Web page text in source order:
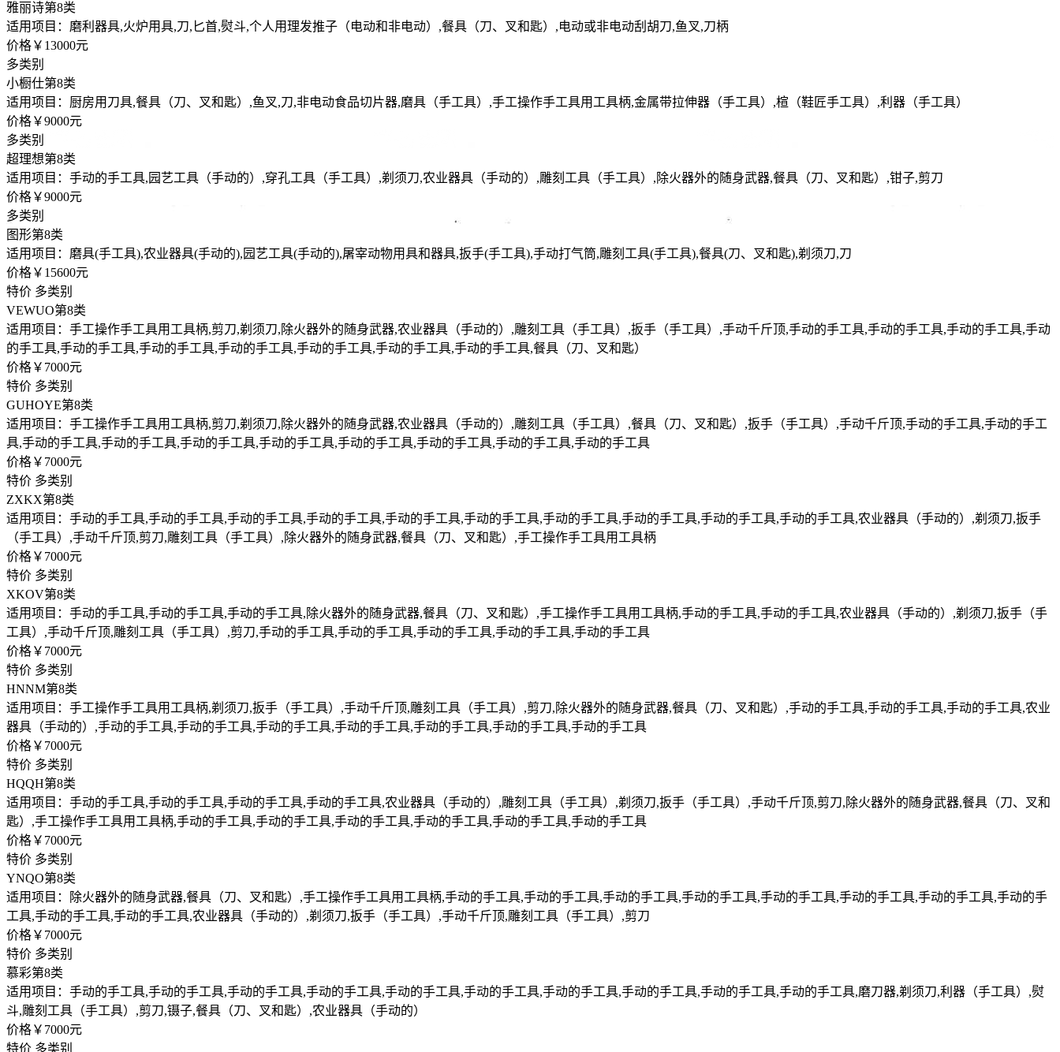
雅丽诗第8类
适用项目：磨利器具,火炉用具,刀,匕首,熨斗,个人用理发推子（电动和非电动）,餐具（刀、叉和匙）,电动或非电动刮胡刀,鱼叉,刀柄
价格￥13000元
多类别
小橱仕第8类
适用项目：厨房用刀具,餐具（刀、叉和匙）,鱼叉,刀,非电动食品切片器,磨具（手工具）,手工操作手工具用工具柄,金属带拉伸器（手工具）,楦（鞋匠手工具）,利器（手工具）
价格￥9000元
多类别
超理想第8类
适用项目：手动的手工具,园艺工具（手动的）,穿孔工具（手工具）,剃须刀,农业器具（手动的）,雕刻工具（手工具）,除火器外的随身武器,餐具（刀、叉和匙）,钳子,剪刀
价格￥9000元
多类别
图形第8类
适用项目：磨具(手工具),农业器具(手动的),园艺工具(手动的),屠宰动物用具和器具,扳手(手工具),手动打气筒,雕刻工具(手工具),餐具(刀、叉和匙),剃须刀,刀
价格￥15600元
特价 多类别
VEWUO第8类
适用项目：手工操作手工具用工具柄,剪刀,剃须刀,除火器外的随身武器,农业器具（手动的）,雕刻工具（手工具）,扳手（手工具）,手动千斤顶,手动的手工具,手动的手工具,手动的手工具,手动
的手工具,手动的手工具,手动的手工具,手动的手工具,手动的手工具,手动的手工具,手动的手工具,餐具（刀、叉和匙）
价格￥7000元
特价 多类别
GUHOYE第8类
适用项目：手工操作手工具用工具柄,剪刀,剃须刀,除火器外的随身武器,农业器具（手动的）,雕刻工具（手工具）,餐具（刀、叉和匙）,扳手（手工具）,手动千斤顶,手动的手工具,手动的手工
具,手动的手工具,手动的手工具,手动的手工具,手动的手工具,手动的手工具,手动的手工具,手动的手工具,手动的手工具
价格￥7000元
特价 多类别
ZXKX第8类
适用项目：手动的手工具,手动的手工具,手动的手工具,手动的手工具,手动的手工具,手动的手工具,手动的手工具,手动的手工具,手动的手工具,手动的手工具,农业器具（手动的）,剃须刀,扳手
（手工具）,手动千斤顶,剪刀,雕刻工具（手工具）,除火器外的随身武器,餐具（刀、叉和匙）,手工操作手工具用工具柄
价格￥7000元
特价 多类别
XKOV第8类
适用项目：手动的手工具,手动的手工具,手动的手工具,除火器外的随身武器,餐具（刀、叉和匙）,手工操作手工具用工具柄,手动的手工具,手动的手工具,农业器具（手动的）,剃须刀,扳手（手
工具）,手动千斤顶,雕刻工具（手工具）,剪刀,手动的手工具,手动的手工具,手动的手工具,手动的手工具,手动的手工具
价格￥7000元
特价 多类别
HNNM第8类
适用项目：手工操作手工具用工具柄,剃须刀,扳手（手工具）,手动千斤顶,雕刻工具（手工具）,剪刀,除火器外的随身武器,餐具（刀、叉和匙）,手动的手工具,手动的手工具,手动的手工具,农业
器具（手动的）,手动的手工具,手动的手工具,手动的手工具,手动的手工具,手动的手工具,手动的手工具,手动的手工具
价格￥7000元
特价 多类别
HQQH第8类
适用项目：手动的手工具,手动的手工具,手动的手工具,手动的手工具,农业器具（手动的）,雕刻工具（手工具）,剃须刀,扳手（手工具）,手动千斤顶,剪刀,除火器外的随身武器,餐具（刀、叉和
匙）,手工操作手工具用工具柄,手动的手工具,手动的手工具,手动的手工具,手动的手工具,手动的手工具,手动的手工具
价格￥7000元
特价 多类别
YNQO第8类
适用项目：除火器外的随身武器,餐具（刀、叉和匙）,手工操作手工具用工具柄,手动的手工具,手动的手工具,手动的手工具,手动的手工具,手动的手工具,手动的手工具,手动的手工具,手动的手
工具,手动的手工具,手动的手工具,农业器具（手动的）,剃须刀,扳手（手工具）,手动千斤顶,雕刻工具（手工具）,剪刀
价格￥7000元
特价 多类别
慕彩第8类
适用项目：手动的手工具,手动的手工具,手动的手工具,手动的手工具,手动的手工具,手动的手工具,手动的手工具,手动的手工具,手动的手工具,手动的手工具,磨刀器,剃须刀,利器（手工具）,熨
斗,雕刻工具（手工具）,剪刀,镊子,餐具（刀、叉和匙）,农业器具（手动的）
价格￥7000元
特价 多类别